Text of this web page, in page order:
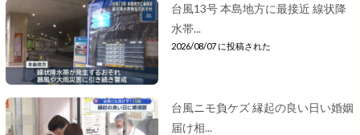
台風13号 本島地方に最接近 線状降
水帯...
2026/08/07 に投稿された
台風ニモ負ケズ 縁起の良い日い婚姻
届け相...